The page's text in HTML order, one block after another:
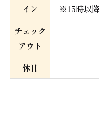
イン
※15時以
チェック
アウト
休日